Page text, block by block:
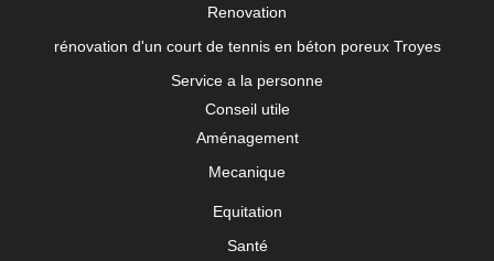
Renovation
rénovation d'un court de tennis en béton poreux Troyes
Service a la personne
Conseil utile
Aménagement
Mecanique
Equitation
Santé